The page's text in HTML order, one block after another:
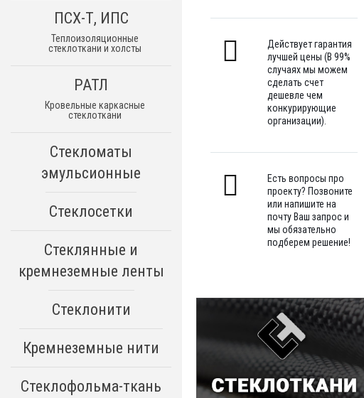
ПСХ-Т, ИПС
Теплоизоляционные
стеклоткани и холсты
РАТЛ
Кровельные каркасные
стеклоткани
Стекломаты
эмульсионные
Стеклосетки
Стеклянные и
кремнеземные ленты
Стеклонити
Кремнеземные нити
Стеклофольма-ткань
Действует гарантия
лучшей цены (В 99%
случаях мы можем
сделать счет
дешевле чем
конкурирующие
организации).
Есть вопросы про
проекту? Позвоните
или напишите на
почту Ваш запрос и
мы обязательно
подберем решение!